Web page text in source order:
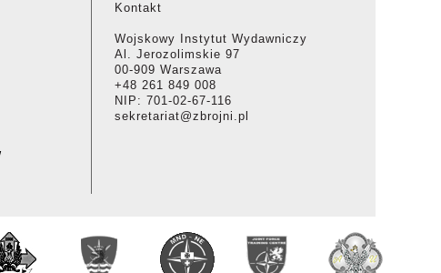
Kontakt
Wojskowy Instytut Wydawniczy
Al. Jerozolimskie 97
00-909 Warszawa
+48 261 849 008
NIP: 701-02-67-116
sekretariat@zbrojni.pl